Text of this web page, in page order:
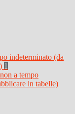
indeterminato (da
1
a tempo
in tabelle)